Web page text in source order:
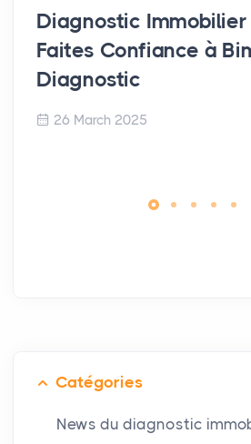
Diagnostic Immobilier
Faites Confiance à
Diagnostic
26 March 2025
Catégories
News du diagnostic